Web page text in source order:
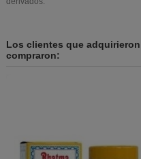
Los clientes que
compraron: